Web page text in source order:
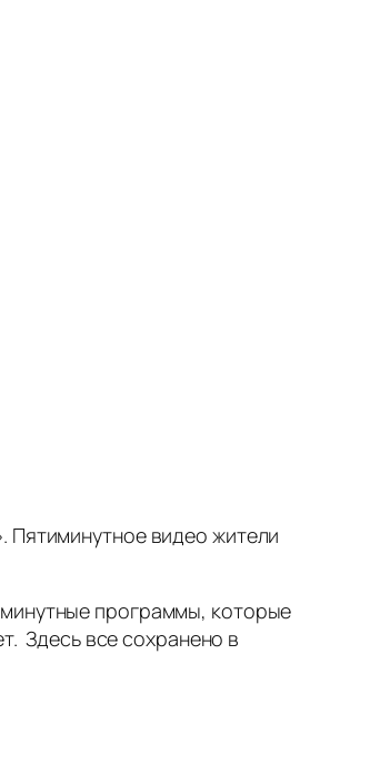
Пятиминутное видео жители
программы, которые
Здесь все сохранено в